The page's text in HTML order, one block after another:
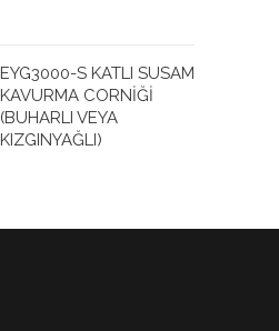
EYG3000-S KATLI SUSAM
KAVURMA CORNİĞİ
(BUHARLI VEYA
KIZGINYAĞLI)